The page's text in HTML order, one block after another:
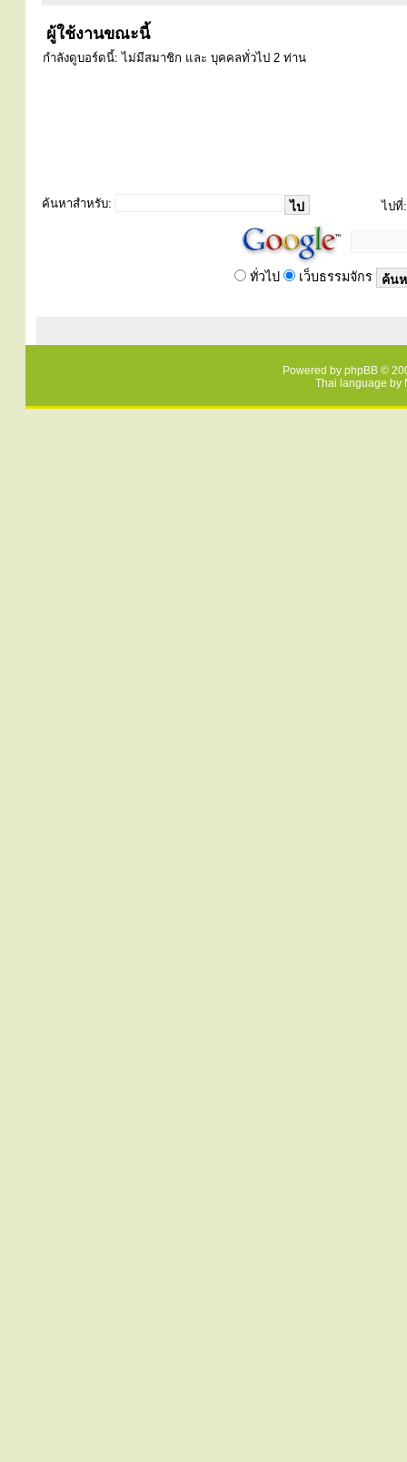
ผู้ใช้งานขณะนี้
กำลังดูบอร์ดนี้: ไม่มีสมาชิก และ บุคคลทั่วไป 2 ท่าน
ค้นหาสำหรับ: ไปที่:
ทั่วไป เว็บธรรมจักร
Powered by phpBB ©
Thai language by